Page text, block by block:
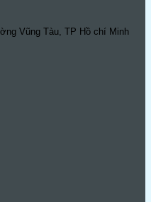
Vũng Tàu, TP Hồ chí Minh